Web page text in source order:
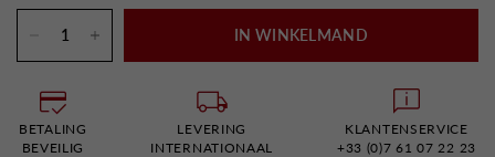
IN WINKELMAND
BETALING
BEVEILIG
LEVERING
INTERNATIONAAL
KLANTENSERVICE
+33 (0)7 61 07 22 23